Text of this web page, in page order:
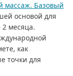
массаж. Базовый
основой для
2 месяца.
как
точки для